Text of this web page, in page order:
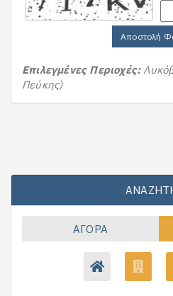
Αποστολή
Επιλεγμένες Περιοχές:
Πεύκης)
ΑΓΟΡΆ